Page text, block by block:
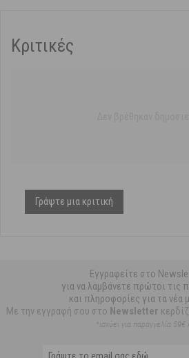
Κριτικές
Γράψτε μια κριτική
Εγγραφείτε στο
για να λαμβάνετε πρώτοι τις
και πληροφορίες για τα νέα
Με την εγγραφή σου στο Newsletter
*ισχύει για παραγγελία 59€